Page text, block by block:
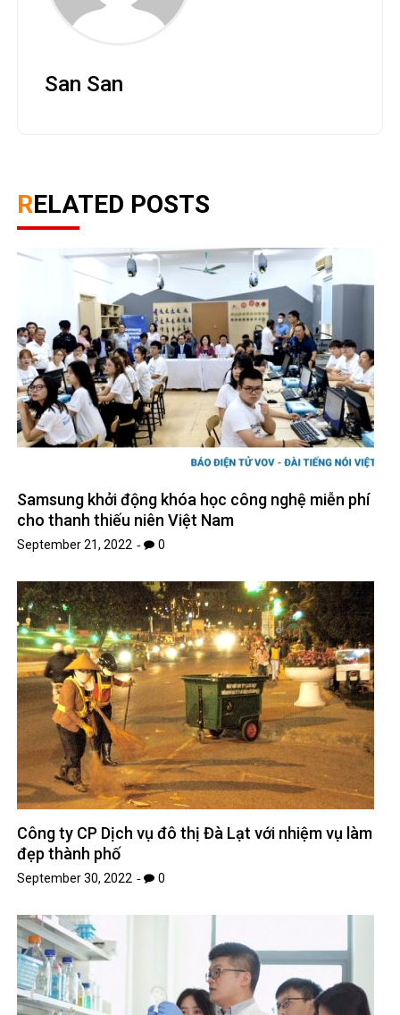
San San
RELATED POSTS
Samsung khởi động khóa học công nghệ miễn phí
cho thanh thiếu niên Việt Nam
September 21, 2022 0
Công ty CP Dịch vụ đô thị Đà Lạt với nhiệm vụ làm
đẹp thành phố
September 30, 2022 0